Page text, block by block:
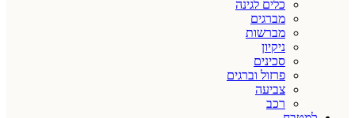
כלים לגינה
מברגים
מברשות
ניקיון
סכינים
פרזול וברגים
צביעה
רכב